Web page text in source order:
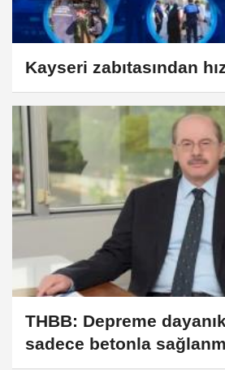
Kayseri zabıtasından
THBB: Depreme
sadece betonla